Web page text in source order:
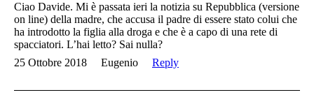
Ciao Davide. Mi è passata ieri la notizia su Repubblica (versione
on line) della madre, che accusa il padre di essere stato colui che
ha introdotto la figlia alla droga e che è a capo di una rete di
spacciatori. L’hai letto? Sai nulla?
25 Ottobre 2018
Eugenio Reply